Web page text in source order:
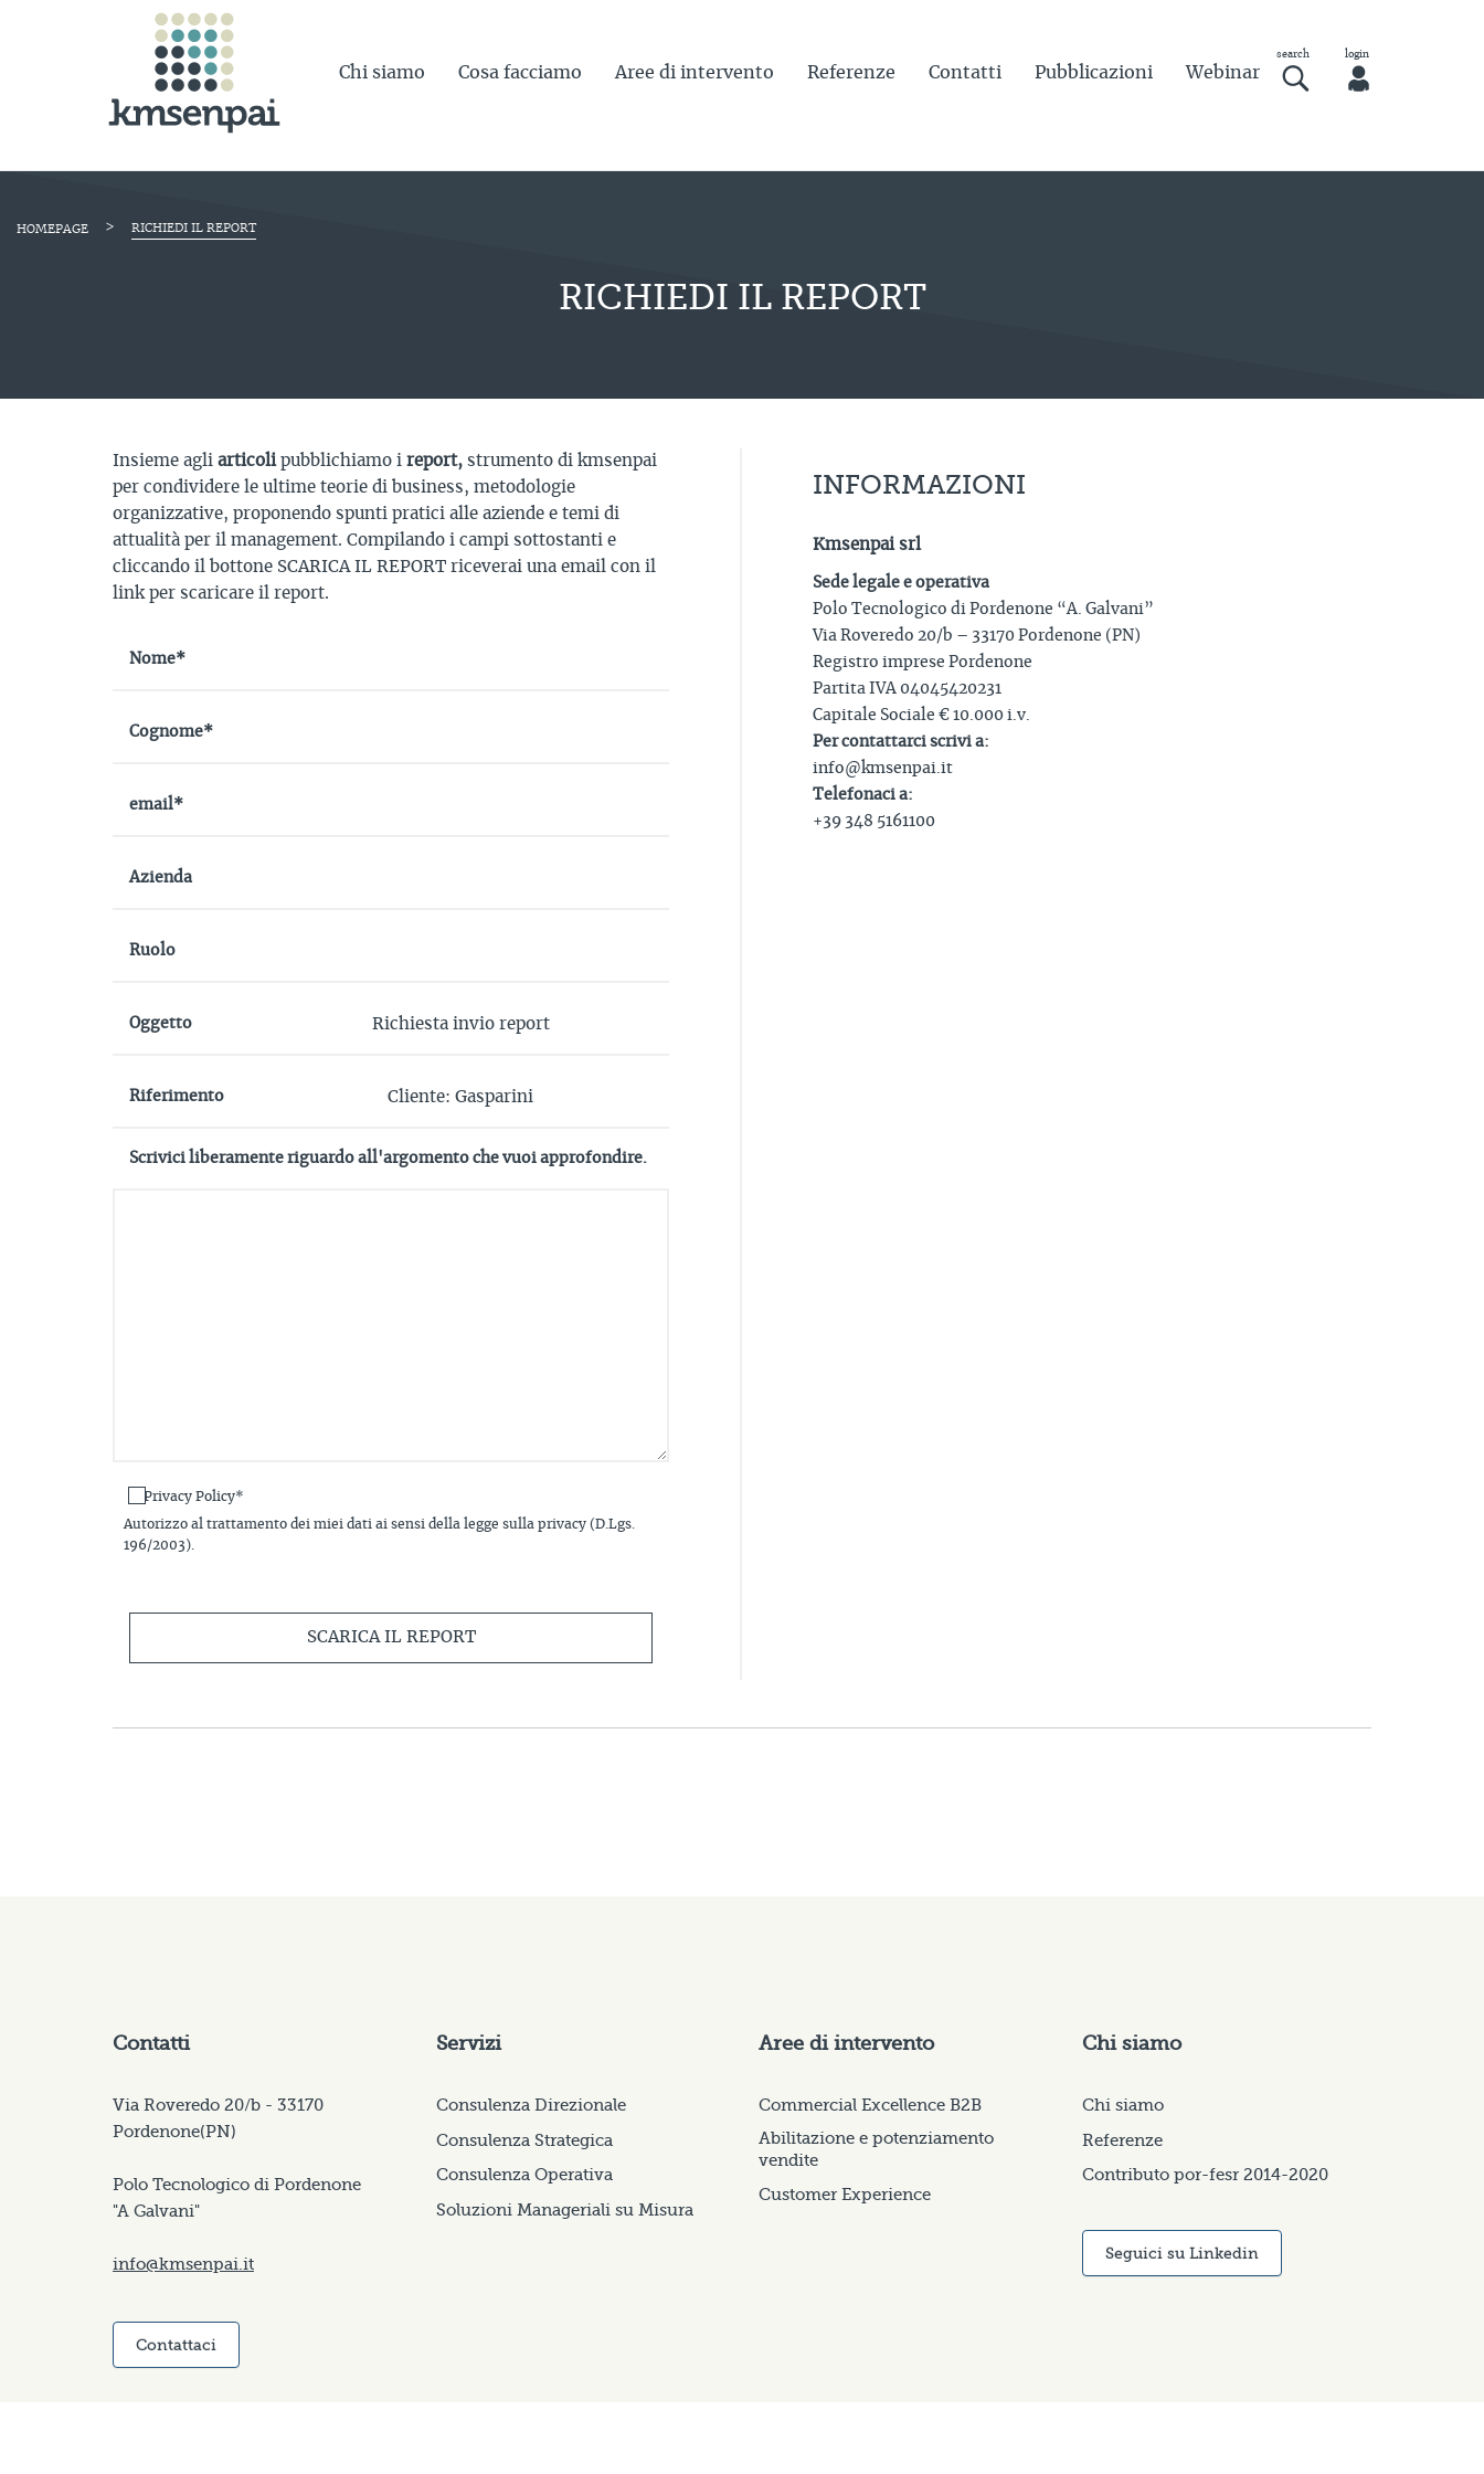
Chi siamo Cosa facciamo Aree di intervento Referenze Contatti Pubblicazioni Webinar
HOMEPAGE > RICHIEDI IL REPORT
RICHIEDI IL REPORT
Insieme agli articolipubblichiamo i report, strumento di kmsenpai
per condividere le ultime teorie di business, metodologie
organizzative, proponendo spunti pratici alle aziende e temi di
attualità per il management. Compilando i campi sottostanti e
cliccando il bottone SCARICA IL REPORT riceverai una email con il
link per scaricare il report.
Nome*
Cognome*
email*
Azienda
Ruolo
Oggetto
Riferimento
Scrivici liberamente riguardo all'argomento che vuoi approfondire.
Privacy Policy*
Autorizzo al trattamento dei miei dati ai sensi della legge sulla privacy (D.Lgs.
196/2003).
INFORMAZIONI
Kmsenpai srl
Sede legale e operativa
Polo Tecnologico di Pordenone “A. Galvani”
Via Roveredo 20/b – 33170 Pordenone (PN)
Registro imprese Pordenone
Partita IVA 04045420231
Capitale Sociale € 10.000 i.v.
Per contattarci scrivi a:
info@kmsenpai.it
Telefonaci a:
+39 348 5161100
Contatti
Via Roveredo 20/b - 33170
Pordenone(PN)
Polo Tecnologico di Pordenone
"A Galvani"
info@kmsenpai.it
Contattaci
Servizi
Consulenza Direzionale
Consulenza Strategica
Consulenza Operativa
Soluzioni Manageriali su Misura
Aree di intervento
Commercial Excellence B2B
Abilitazione e potenziamento
vendite
Customer Experience
Chi siamo
Chi siamo
Referenze
Contributo por-fesr 2014-2020
Seguici su Linkedin